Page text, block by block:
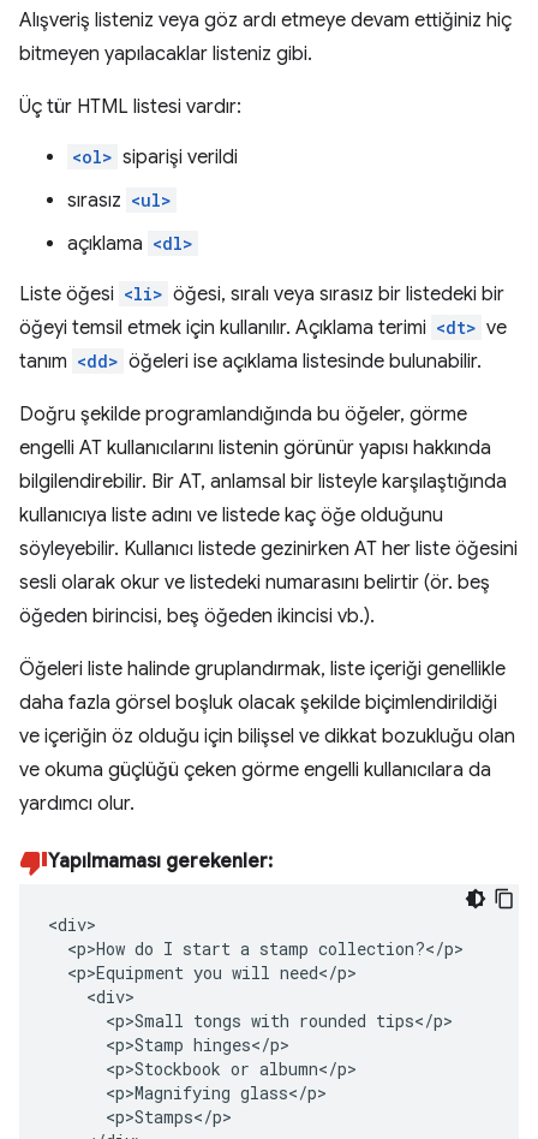
Alışveriş listeniz veya göz ardı etmeye devam ettiğiniz hiç
bitmeyen yapılacaklar listeniz gibi.
Üç tür HTML listesi vardır:
<ol> siparişi verildi
sırasız <ul>
açıklama <dl>
Liste öğesi <li> öğesi, sıralı veya sırasız bir listedeki bir
öğeyi temsil etmek için kullanılır. Açıklama terimi <dt> ve
tanım <dd> öğeleri ise açıklama listesinde bulunabilir.
Doğru şekilde programlandığında bu öğeler, görme
engelli AT kullanıcılarını listenin görünür yapısı hakkında
bilgilendirebilir. Bir AT, anlamsal bir listeyle karşılaştığında
kullanıcıya liste adını ve listede kaç öğe olduğunu
söyleyebilir. Kullanıcı listede gezinirken AT her liste öğesini
sesli olarak okur ve listedeki numarasını belirtir (ör. beş
öğeden birincisi, beş öğeden ikincisi vb.).
Öğeleri liste halinde gruplandırmak, liste içeriği genellikle
daha fazla görsel boşluk olacak şekilde biçimlendirildiği
ve içeriğin öz olduğu için bilişsel ve dikkat bozukluğu olan
ve okuma güçlüğü çeken görme engelli kullanıcılara da
yardımcı olur.
Yapılmaması gerekenler:
<div>
  <p>How do I start a stamp collection?</p>
  <p>Equipment you will need</p>
    <div>
      <p>Small tongs with rounded tips</p>
      <p>Stamp hinges</p>
      <p>Stockbook or albumn</p>
      <p>Magnifying glass</p>
      <p>Stamps</p>